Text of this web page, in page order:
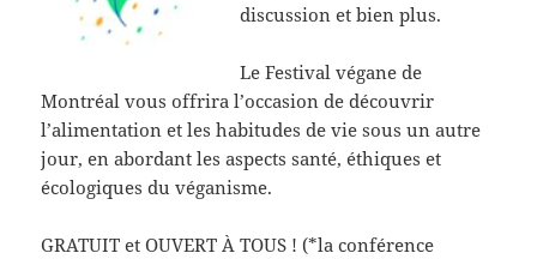
discussion et bien plus.
Le Festival végane de
Montréal vous offrira l’occasion de découvrir
l’alimentation et les habitudes de vie sous un autre
jour, en abordant les aspects santé, éthiques et
écologiques du véganisme.
GRATUIT et OUVERT À TOUS ! (*la conférence